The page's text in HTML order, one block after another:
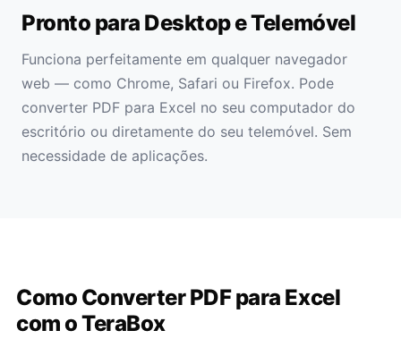
Pronto para Desktop e Telemóvel
Funciona perfeitamente em qualquer navegador
web — como Chrome, Safari ou Firefox. Pode
converter PDF para Excel no seu computador do
escritório ou diretamente do seu telemóvel. Sem
necessidade de aplicações.
Como Converter PDF para Excel
com o TeraBox